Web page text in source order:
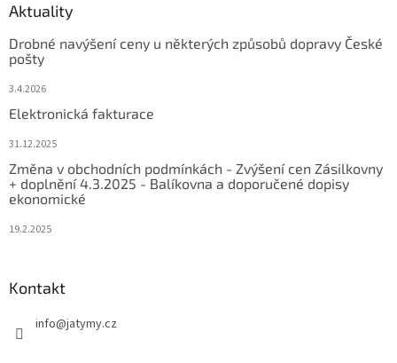
Aktuality
Drobné navýšení ceny u některých způsobů dopravy České
pošty
3.4.2026
Elektronická fakturace
31.12.2025
Změna v obchodních podmínkách - Zvýšení cen Zásilkovny
+ doplnění 4.3.2025 - Balíkovna a doporučené dopisy
ekonomické
19.2.2025
Kontakt
info@jatymy.cz